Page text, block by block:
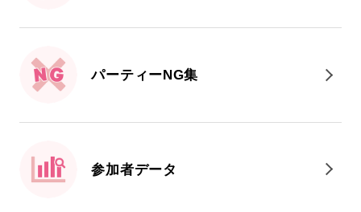
パーティーNG集
参加者データ